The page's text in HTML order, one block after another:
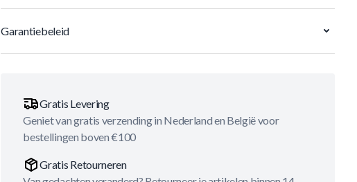
Garantiebeleid
Gratis Levering
Geniet van gratis verzending in Nederland en België voor
bestellingen boven €100
Gratis Retourneren